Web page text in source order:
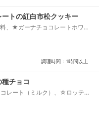
トの紅白市松クッキー
、★ガーナチョコレートホワイ
の風味、★森永ホットケーキミ
ーキミックス...
調理時間：1時間以上
チョコ
レート（ミルク）、☆ロッテガ
ワイト）、三幸製菓の柿の種